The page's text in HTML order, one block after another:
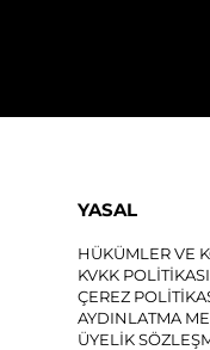
YASAL
HÜKÜMLER VE
KVKK POLİTİKASI
ÇEREZ
AYDINLATMA
ÜYELİK